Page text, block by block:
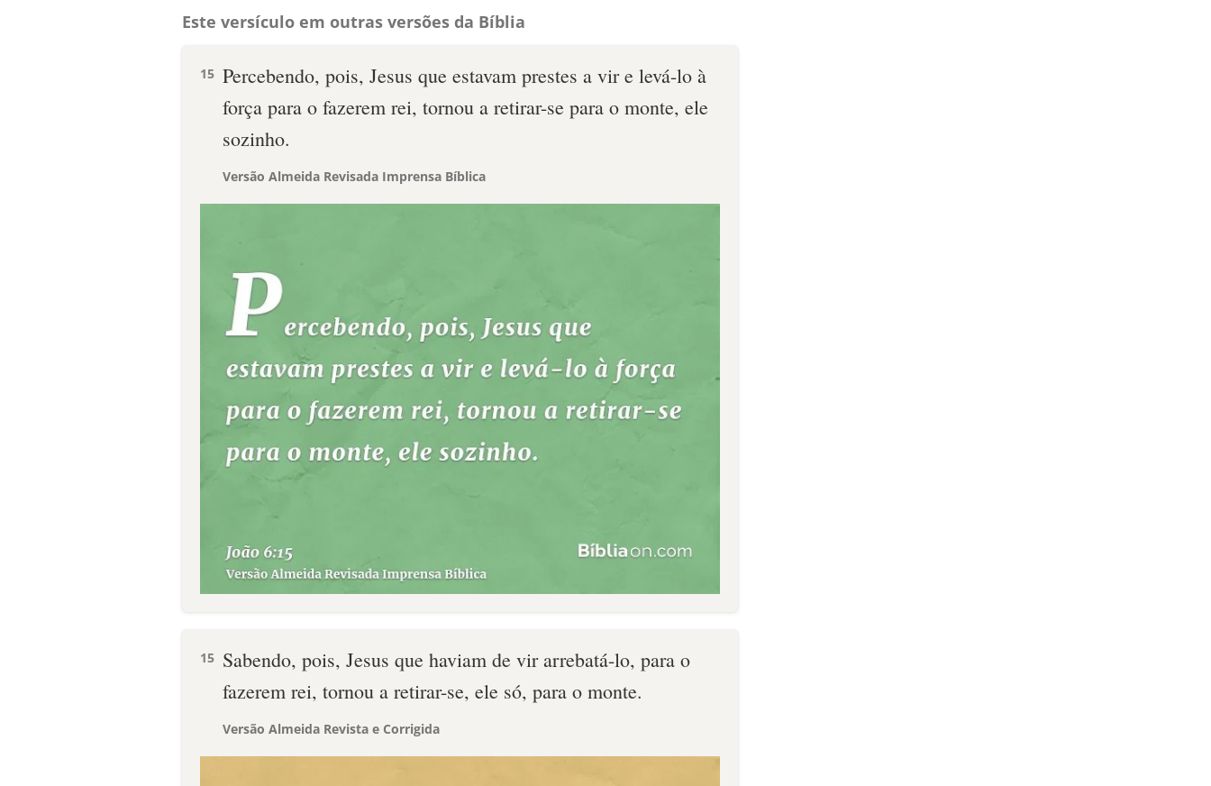
Este versículo em outras versões da Bíblia
15 Percebendo, pois, Jesus que estavam prestes a vir e levá-lo à
força para o fazerem rei, tornou a retirar-se para o monte, ele
sozinho.
Versão Almeida Revisada Imprensa Bíblica
15 Sabendo, pois, Jesus que haviam de vir arrebatá-lo, para o
fazerem rei, tornou a retirar-se, ele só, para o monte.
Versão Almeida Revista e Corrigida